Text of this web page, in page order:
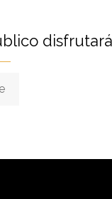
disfrutará